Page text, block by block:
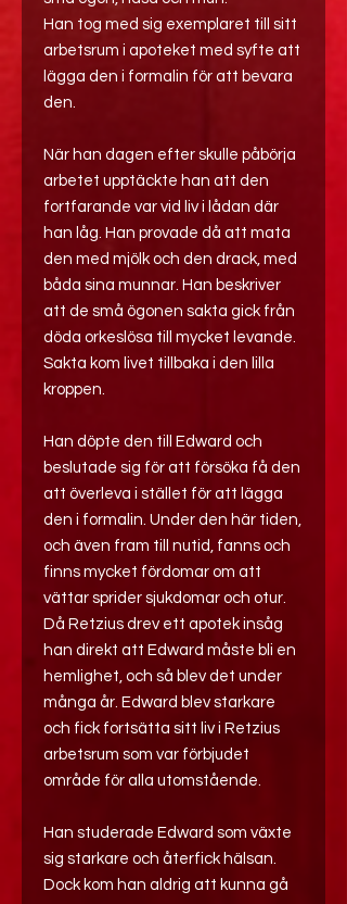
Han tog med sig exemplaret till sitt
arbetsrum i apoteket med syfte att
lägga den i formalin för att bevara
den.
När han dagen efter skulle påbörja
arbetet upptäckte han att den
fortfarande var vid liv i lådan där
han låg. Han provade då att mata
den med mjölk och den drack, med
båda sina munnar. Han beskriver
att de små ögonen sakta gick från
döda orkeslösa till mycket levande.
Sakta kom livet tillbaka i den lilla
kroppen.
Han döpte den till Edward och
beslutade sig för att försöka få den
att överleva i stället för att lägga
den i formalin. Under den här tiden,
och även fram till nutid, fanns och
finns mycket fördomar om att
vättar sprider sjukdomar och otur.
Då Retzius drev ett apotek insåg
han direkt att Edward måste bli en
hemlighet, och så blev det under
många år. Edward blev starkare
och fick fortsätta sitt liv i Retzius
arbetsrum som var förbjudet
område för alla utomstående.
Han studerade Edward som växte
sig starkare och återfick hälsan.
Dock kom han aldrig att kunna gå